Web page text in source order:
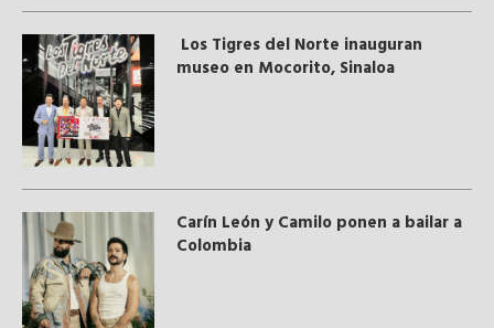
Los Tigres del Norte inauguran
museo en Mocorito, Sinaloa
Carín León y Camilo ponen a bailar a
Colombia